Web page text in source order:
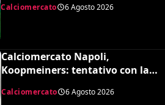
Calciomercato 6 Agosto 2026
Calciomercato Napoli,
Koopmeiners: tentativo con la
Calciomercato 6 Agosto 2026